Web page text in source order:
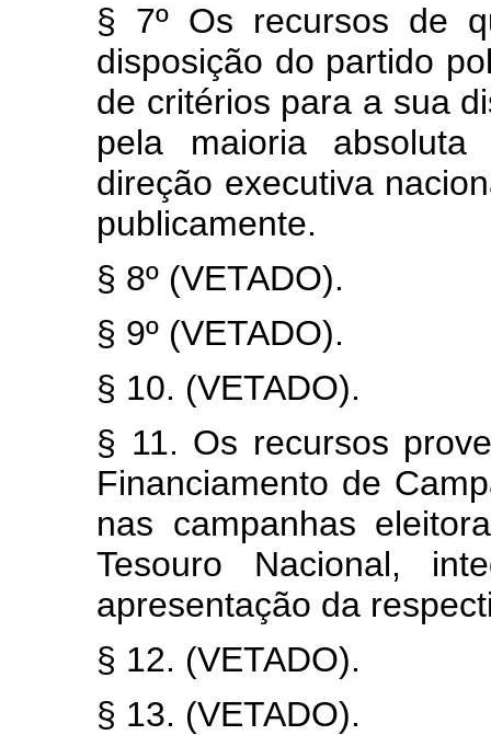
§ 7º Os recursos de
disposição do partido
de critérios para a sua
pela maioria
direção executiva
publicamente.
§ 8º (VETADO).
§ 9º (VETADO).
§ 10. (VETADO).
§ 11. Os recursos
Financiamento de
nas campanhas
Tesouro Nacional,
apresentação da
§ 12. (VETADO).
§ 13. (VETADO).